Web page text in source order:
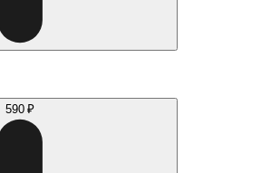
590 ₽